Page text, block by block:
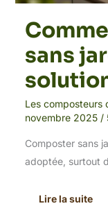
sans
Les composteurs
novembre 2025 /
Composter sans
adoptée, surtout
Lire la suite